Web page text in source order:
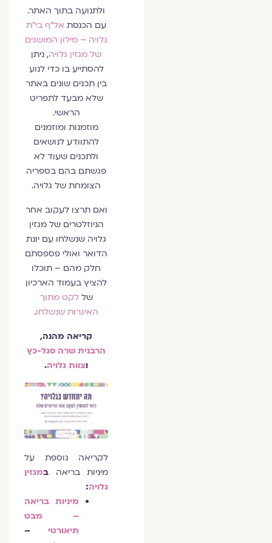
ולתנועה בתוך האתר.
עם הכנסת אל״ף בי״ת
גלויה – מילון המושגים
של מגזין גלויה, ניתן
להסתייע בו כדי לנוע
בין תכנים שונים באתר
שלא מבעד לתפריט
הראשי.
מוזמנות ומוזמנים
להתוודע לנושאים
ולתכנים שעוד לא
פגשתם בהם בספריה
הצומחת של גלויה.
ואם תרצו לעקוב אחר
הניוזלטרים של מגזין
גלויה שנשלחו עם יונת
הדואר ואולי פספסתם
חלק מהם – תוכלו
להציץ בעמוד הארכיון
שללקט מתוך
האיגרות שנשלחו.
קריאה מהנה,
הרבנית שרה סגל-כץ
וצוות גלויה.
לקריאה נוספת על
מיניות בריאהבמגזין
גלויה:
מיניות בריאה
– מבט
תיאורטי –